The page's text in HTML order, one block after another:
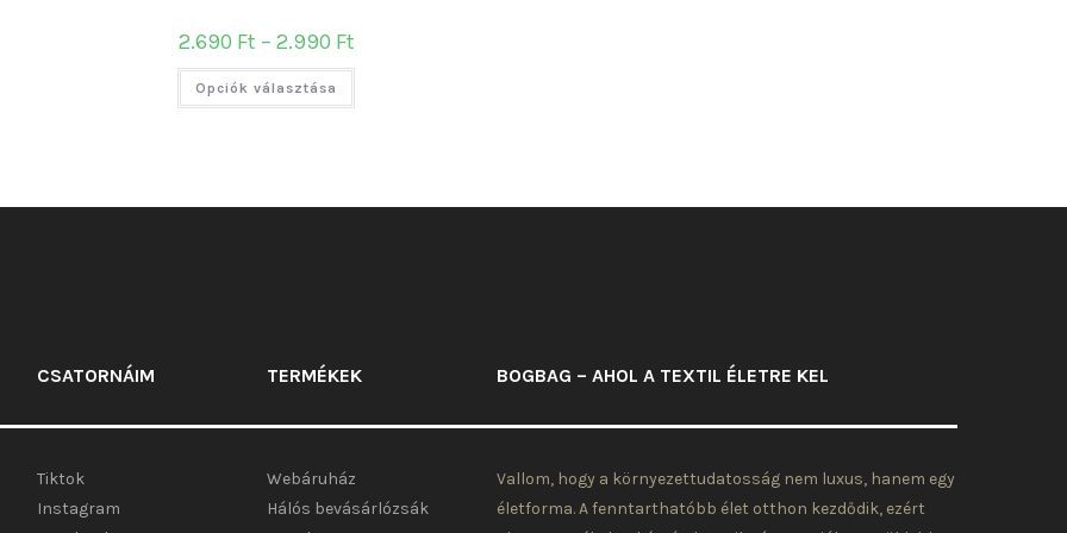
2.690 Ft – 2.990 FtÁrtartomány:
2.690 Ft
-
Opciók választása
Ennek
terméknek
a
CSATORNÁIM
Tiktok
Instagram
TERMÉKEK
Webáruház
Hálós bevásárlózsák
BOGBAG – AHOL A TEXTIL ÉLETRE KEL
Vallom, hogy a környezettudatosság nem luxus, hanem egy
életforma. A fenntarthatóbb élet otthon kezdődik, ezért